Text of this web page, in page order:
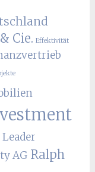
Cie. Effektivität
AG Ralph